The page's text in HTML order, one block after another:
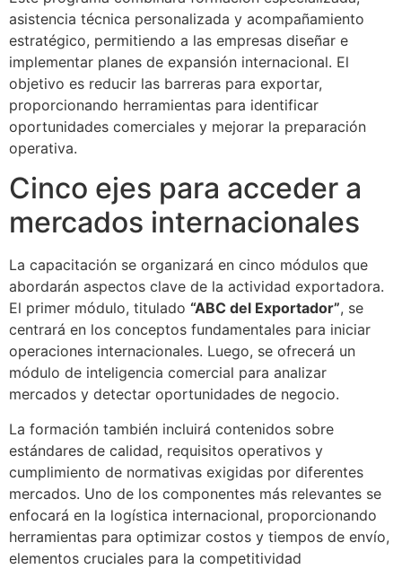
asistencia técnica personalizada y acompañamiento
estratégico, permitiendo a las empresas diseñar e
implementar planes de expansión internacional. El
objetivo es reducir las barreras para exportar,
proporcionando herramientas para identificar
oportunidades comerciales y mejorar la preparación
operativa.
Cinco ejes para acceder a
mercados internacionales
La capacitación se organizará en cinco módulos que
abordarán aspectos clave de la actividad exportadora.
El primer módulo, titulado “ABC del Exportador”, se
centrará en los conceptos fundamentales para iniciar
operaciones internacionales. Luego, se ofrecerá un
módulo de inteligencia comercial para analizar
mercados y detectar oportunidades de negocio.
La formación también incluirá contenidos sobre
estándares de calidad, requisitos operativos y
cumplimiento de normativas exigidas por diferentes
mercados. Uno de los componentes más relevantes se
enfocará en la logística internacional, proporcionando
herramientas para optimizar costos y tiempos de envío,
elementos cruciales para la competitividad